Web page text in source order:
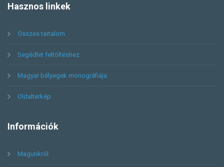
Hasznos linkek
Összes tartalom
Segédlet feltöltéshez
Magyar bélyegek monográfiája
Oldaltérkép
Információk
Magunkról